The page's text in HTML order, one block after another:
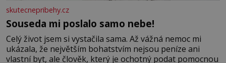
skutecnepribehy.cz
Souseda mi poslalo samo nebe!
Celý život jsem si vystačila sama. Až vážná nemoc mi
ukázala, že největším bohatstvím nejsou peníze ani
vlastní byt, ale člověk, který je ochotný podat pomocnou